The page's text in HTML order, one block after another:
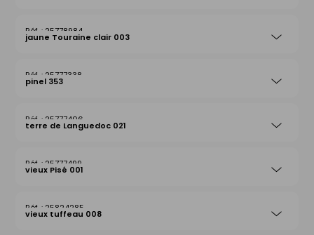
25778984
jaune Touraine clair 003
25777338
pinel 353
25777406
terre de Languedoc 021
25777499
vieux Pisé 001
25824285
vieux tuffeau 008